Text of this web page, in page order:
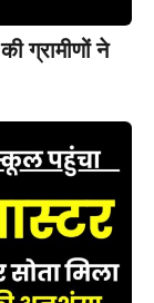
ग्रामीणों ने